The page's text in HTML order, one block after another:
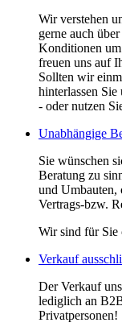
Wir verstehen
gerne auch
Konditionen
freuen uns auf
Sollten wir
hinterlassen
- oder nutzen
Unabhängige
Sie wünschen
Beratung zu
und
Vertrags-bzw.
Wir sind für Sie
Verkauf
Der Verkauf
lediglich an
Privatpersonen!